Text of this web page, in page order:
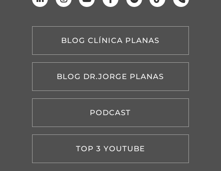
BLOG CLÍNICA PLANAS
BLOG DR.JORGE PLANAS
PODCAST
TOP 3 YOUTUBE